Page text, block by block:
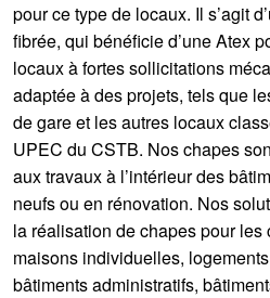
pour ce type de locaux. Il s’agit
fibrée, qui bénéficie d’une Atex
locaux à fortes sollicitations
adaptée à des projets, tels que
de gare et les autres locaux
UPEC du CSTB. Nos chapes
aux travaux à l’intérieur des
neufs ou en rénovation. Nos
la réalisation de chapes pour les
maisons individuelles,
bâtiments administratifs,